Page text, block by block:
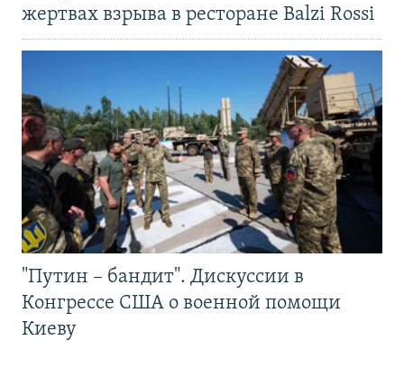
жертвах взрыва в ресторане Balzi Rossi
"Путин – бандит". Дискуссии в
Конгрессе США о военной помощи
Киеву